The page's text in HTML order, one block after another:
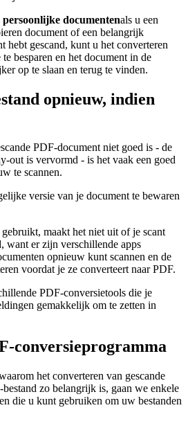
documentenals u een
document of een belangrijk
hebt gescand, kunt u het converteren
besparen en het document in de
op te slaan en terug te vinden.
opnieuw, indien
PDF-document niet goed is - de
out is vervormd - is het vaak een goed
te scannen.
versie van je document te bewaren
maakt het niet uit of je scant
want er zijn verschillende apps
opnieuw kunt scannen en de
voordat je ze converteert naar PDF.
PDF-conversietools die je
gemakkelijk om te zetten in
conversieprogramma
het converteren van gescande
zo belangrijk is, gaan we enkele
die u kunt gebruiken om uw bestanden